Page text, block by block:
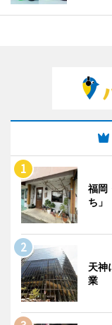
福岡
ち
天神
業